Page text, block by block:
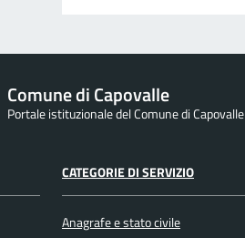
Comune di Capovalle
Portale istituzionale del Comune di Capovalle
CATEGORIE DI SERVIZIO
Anagrafe e stato civile